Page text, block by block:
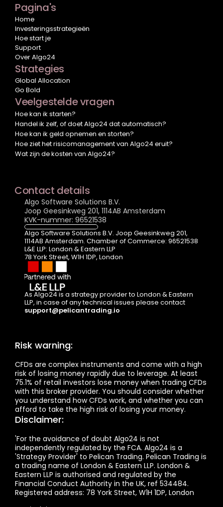
Pagina's
Home
Investeringsstrategieën
Hoe start je
Support
Over Algo24
Strategies
Global Allocation
Go Bold
Veelgestelde vragen
Hoe kan ik starten?
Handel ik zelf, of doet Algo24 dat automatisch?
Hoe kan ik geld opnemen en storten?
Hoe ziet het risicomanagement van Algo24 eruit?
Wat zijn de kosten van Algo24?
Contact details
Algo Software Solutions B.V.
Joop Geesinkweg 201, 1114AB Amsterdam
KVK-nummer: 96521538
Algo Software Solutions B.V. Joop Geesinkweg 201,
1114AB Amsterdam. Chamber of Commerce: 96521538
L&E LLP: London & Eastern LLP
78 York Street, W1H 1DP, London
As Algo24 is a strategy provider to London & Eastern
support@pelicantrading.io
Risk warning:
CFDs are complex instruments and come with a high
risk of losing money rapidly due to leverage. At least
75.1% of retail investors lose money when trading CFDs
with this broker provider. You should consider whether
you understand how CFDs work, and whether you can
afford to take the high risk of losing your money.
Disclaimer:
'For the avoidance of doubt Algo24 is not
independently regulated by the FCA. Algo24 is a
'Strategy Provider' to Pelican Trading. Pelican Trading is
a trading name of London & Eastern LLP. London &
Eastern LLP is authorised and regulated by the
Financial Conduct Authority in the UK, ref 534484.
Registered address: 78 York Street, W1H 1DP, London